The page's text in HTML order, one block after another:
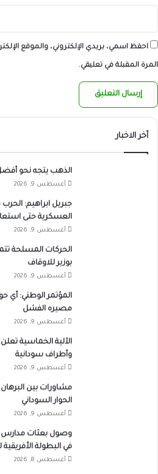
احفظ اسمي، بريدي الإلكتروني، والموقع
المرة المقبلة في تعليقي.
أخر الاخبار
الذهب يتجه نحو
أغسطس 9, 2026
جبريل ابراهيم:
العسكرية حتى
أغسطس 9, 2026
الحركات المسلحة
بوزير للاوقاف
أغسطس 9, 2026
المؤتمر الوطني: أي
مصيره الفشل
أغسطس 9, 2026
الآلية الخماسية
وأطراف سودانية
أغسطس 9, 2026
مشاورات بين
الحوار السوداني
أغسطس 9, 2026
وصول بعثات مدارس
في البطولة الأفريقية
أغسطس 8, 2026